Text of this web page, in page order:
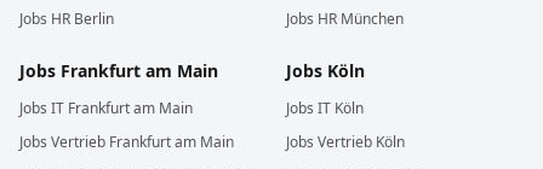
Jobs HR Berlin Jobs HR München
Jobs Frankfurt am Main
Jobs IT Frankfurt am Main
Jobs Vertrieb Frankfurt am Main
Jobs Köln
Jobs IT Köln
Jobs Vertrieb Köln